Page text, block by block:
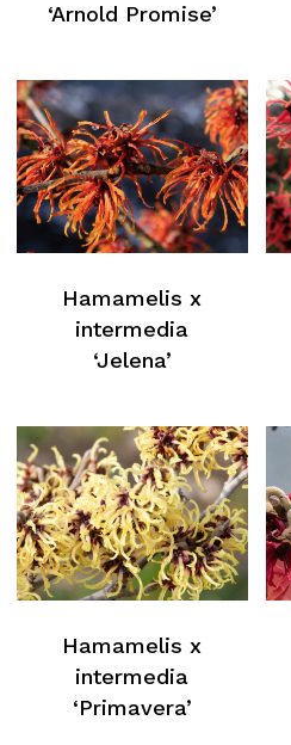
Nessun
‘Arnold Promise’
Hamamelis x
intermedia
‘Jelena’
Hamamelis x
intermedia
‘Primavera’